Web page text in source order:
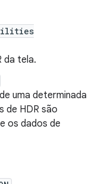
da tela.
uma determinada
de HDR são
os dados de